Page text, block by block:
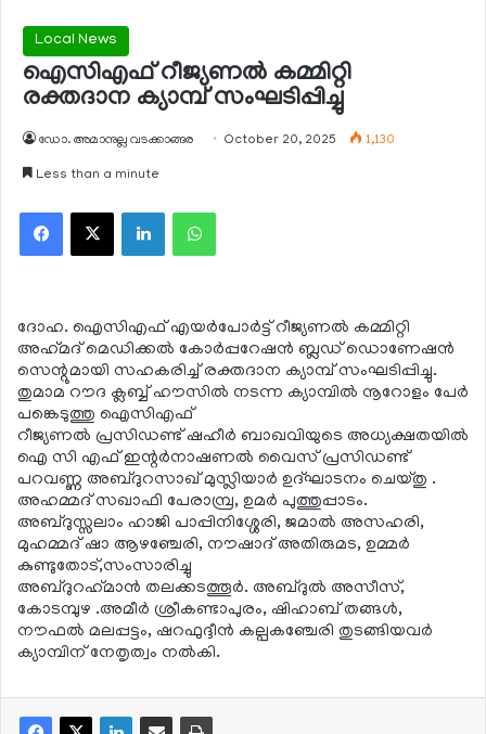
Local News
ഐസിഎഫ് റീജ്യണല്‍ കമ്മിറ്റി
രക്തദാന ക്യാമ്പ് സംഘടിപ്പിച്ചു
ഡോ. അമാനുല്ല വടക്കാങ്ങര October 20, 2025 1,130
Less than a minute
Facebook
X LinkedInWhatsApp
ദോഹ. ഐസിഎഫ് എയര്‍പോര്‍ട്ട് റീജ്യണല്‍ കമ്മിറ്റി
അഹ്‌മദ് മെഡിക്കല്‍ കോര്‍പ്പറേഷന്‍ ബ്ലഡ് ഡൊണേഷന്‍
സെന്റുമായി സഹകരിച്ച് രക്തദാന ക്യാമ്പ് സംഘടിപ്പിച്ചു.
തുമാമ റൗദ ക്ലബ്ബ് ഹൗസില്‍ നടന്ന ക്യാമ്പില്‍ നൂറോളം പേര്‍
പങ്കെടുത്തു ഐസിഎഫ്
റീജ്യണല്‍ പ്രസിഡണ്ട് ഷഹീര്‍ ബാഖവിയുടെ അധ്യക്ഷതയില്‍
ഐ സി എഫ് ഇന്റര്‍നാഷണല്‍ വൈസ് പ്രസിഡണ്ട്
പറവണ്ണ അബ്ദുറസാഖ് മുസ്ലിയാര്‍ ഉദ്ഘാടനം ചെയ്തു .
അഹമ്മദ് സഖാഫി പേരാമ്പ്ര, ഉമര്‍ പുത്തുപ്പാടം.
അബ്ദുസ്സലാം ഹാജി പാപ്പിനിശ്ശേരി, ജമാല്‍ അസഹരി,
മുഹമ്മദ് ഷാ ആഴഞ്ചേരി, നൗഷാദ് അതിരുമട, ഉമ്മര്‍
കുണ്ടുതോട്,സംസാരിച്ചു
അബ്ദുറഹ്‌മാന്‍ തലക്കടത്തൂര്‍. അബ്ദുല്‍ അസീസ്,
കോടമ്പുഴ .അമീര്‍ ശ്രീകണ്ടാപുരം, ഷിഹാബ് തങ്ങള്‍,
നൗഫല്‍ മലപ്പട്ടം, ഷറഫുദ്ദീന്‍ കല്പകഞ്ചേരി തുടങ്ങിയവര്‍
ക്യാമ്പിന് നേതൃത്വം നല്‍കി.